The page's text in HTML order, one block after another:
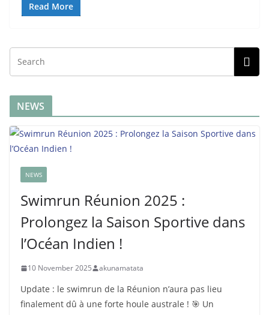
Read More
NEWS
NEWS
Swimrun Réunion 2025 :
Prolongez la Saison Sportive dans
l’Océan Indien !
10 November 2025 akunamatata
Update : le swimrun de la Réunion n’aura pas lieu
finalement dû à une forte houle australe ! 🎯 Un